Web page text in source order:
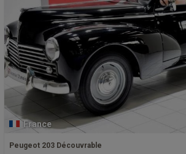
France
Peugeot 203 Découvrable